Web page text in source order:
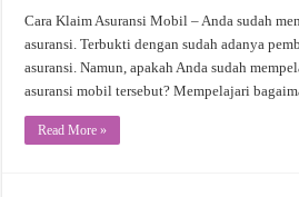
Cara Klaim Asuransi Mobil – Anda sudah
asuransi. Terbukti dengan sudah adanya
asuransi. Namun, apakah Anda sudah
asuransi mobil tersebut? Mempelajari
Read More »